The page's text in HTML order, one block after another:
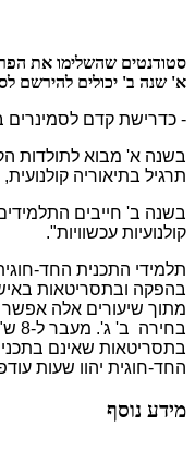
סטודנטים שהשלימו את
א' שנה ב' יכולים להירשם
- כדרישת קדם לסמינרים
בשנה א' מבוא לתולדות
תרגיל בתיאוריה
בשנה ב' חייבים
קולנועיות עכשוויות".
תלמידי התכנית החד-
בהפקה ובתסריטאות
בתסריטאות שאינם
החד-חוגית יהוו שעות
מידע נוסף